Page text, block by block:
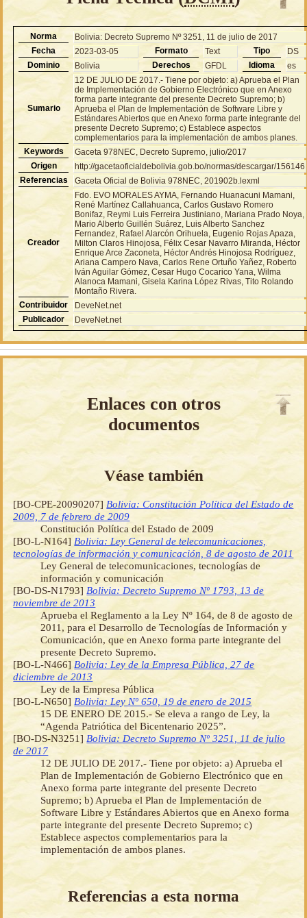
Norma
Bolivia: Decreto Supremo Nº 3251, 11 de julio de 2017
Fecha
2023-03-05 Formato Text Tipo
DS
Dominio
Bolivia Derechos GFDL Idioma es
Sumario
12 DE JULIO DE 2017.- Tiene por objeto: a) Aprueba el Plan
de Implementación de Gobierno Electrónico que en Anexo
forma parte integrante del presente Decreto Supremo; b)
Aprueba el Plan de Implementación de Software Libre y
Estándares Abiertos que en Anexo forma parte integrante del
presente Decreto Supremo; c) Establece aspectos
complementarios para la implementación de ambos planes.
Keywords
Gaceta 978NEC, Decreto Supremo, julio/2017
Origen
http://gacetaoficialdebolivia.gob.bo/normas/descargar/156146
Referencias
Gaceta Oficial de Bolivia 978NEC, 201902b.lexml
Creador
Fdo. EVO MORALES AYMA, Fernando Huanacuni Mamani,
René Martínez Callahuanca, Carlos Gustavo Romero
Bonifaz, Reymi Luis Ferreira Justiniano, Mariana Prado Noya,
Mario Alberto Guillén Suárez, Luis Alberto Sanchez
Fernandez, Rafael Alarcón Orihuela, Eugenio Rojas Apaza,
Milton Claros Hinojosa, Félix Cesar Navarro Miranda, Héctor
Enrique Arce Zaconeta, Héctor Andrés Hinojosa Rodríguez,
Ariana Campero Nava, Carlos Rene Ortuño Yañez, Roberto
Iván Aguilar Gómez, Cesar Hugo Cocarico Yana, Wilma
Alanoca Mamani, Gisela Karina López Rivas, Tito Rolando
Montaño Rivera.
Contribuidor
DeveNet.net
Publicador
DeveNet.net
Enlaces con otros
documentos
Véase también
[BO-CPE-20090207] Bolivia: Constitución Política del Estado de
2009, 7 de febrero de 2009
Constitución Política del Estado de 2009
[BO-L-N164] Bolivia: Ley General de telecomunicaciones,
tecnologías de información y comunicación, 8 de agosto de 2011
Ley General de telecomunicaciones, tecnologías de
información y comunicación
[BO-DS-N1793] Bolivia: Decreto Supremo Nº 1793, 13 de
noviembre de 2013
Aprueba el Reglamento a la Ley Nº 164, de 8 de agosto de
2011, para el Desarrollo de Tecnologías de Información y
Comunicación, que en Anexo forma parte integrante del
presente Decreto Supremo.
[BO-L-N466] Bolivia: Ley de la Empresa Pública, 27 de
diciembre de 2013
Ley de la Empresa Pública
[BO-L-N650] Bolivia: Ley Nº 650, 19 de enero de 2015
15 DE ENERO DE 2015.- Se eleva a rango de Ley, la
“Agenda Patriótica del Bicentenario 2025”.
[BO-DS-N3251] Bolivia: Decreto Supremo Nº 3251, 11 de julio
de 2017
12 DE JULIO DE 2017.- Tiene por objeto: a) Aprueba el
Plan de Implementación de Gobierno Electrónico que en
Anexo forma parte integrante del presente Decreto
Supremo; b) Aprueba el Plan de Implementación de
Software Libre y Estándares Abiertos que en Anexo forma
parte integrante del presente Decreto Supremo; c)
Establece aspectos complementarios para la
implementación de ambos planes.
Referencias a esta norma